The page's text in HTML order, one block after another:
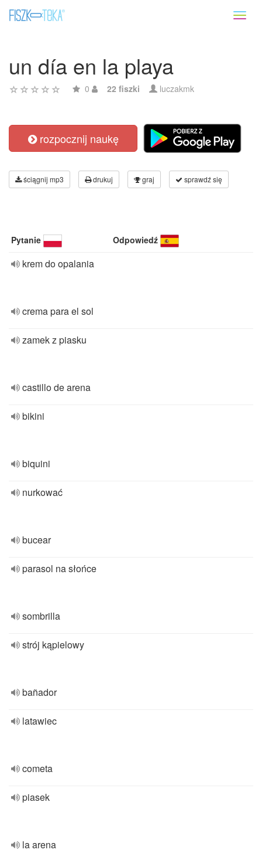
un día en la playa
0 22 fiszki luczakmk
rozpocznij naukę
ściągnij mp3 drukuj graj sprawdź się
Pytanie Odpowiedź
krem do opalania
crema para el sol
zamek z piasku
castillo de arena
bikini
biquini
nurkować
bucear
parasol na słońce
sombrilla
strój kąpielowy
bañador
latawiec
cometa
piasek
la arena